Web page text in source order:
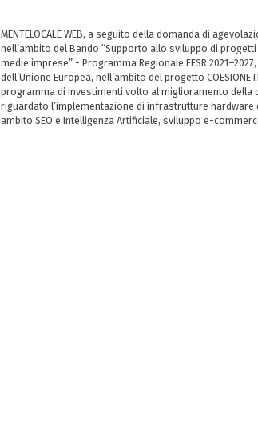
MENTELOCALE WEB, a seguito della domanda di
nell’ambito del Bando “Supporto allo sviluppo di
medie imprese” - Programma Regionale FESR
dell’Unione Europea, nell’ambito del progetto COESIONE
programma di investimenti volto al miglioramento della
riguardato l’implementazione di infrastrutture
ambito SEO e Intelligenza Artificiale, sviluppo e-